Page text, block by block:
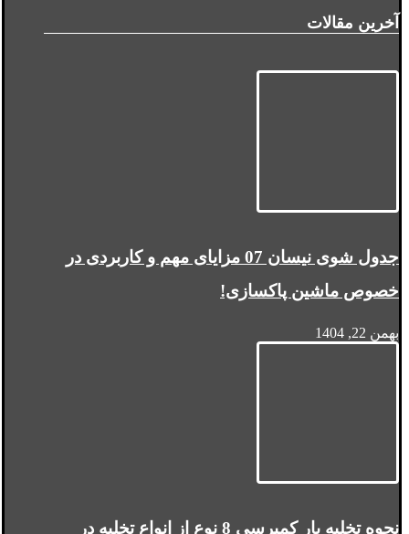
آخرین مقالات
جدول شوی نیسان 07 مزایای مهم و کاربردی در
خصوص ماشین پاکسازی!
بهمن 22, 1404
نحوه تخلیه بار کمپرسی 8 نوع از انواع تخلیه در